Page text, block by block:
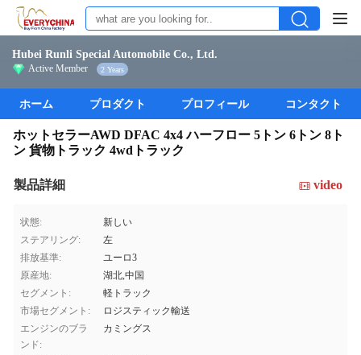
Hubei Runli Special Automobile Co., Ltd.
Active Member 2 Years
ホーム プロダクト プロフィール コンタクト
ホットセラーAWD DFAC 4x4 ハーフロー 5トン 6トン 8ト
ン 貨物トラック 4wdトラック
製品詳細 video
状態:
新しい
ステアリング:
左
排放基準:
ユーロ3
原産地:
湖北,中国
セグメント:
軽トラック
市場セグメント:
ロジスティック輸送
エンジンのブラ
ンド:
カミングス